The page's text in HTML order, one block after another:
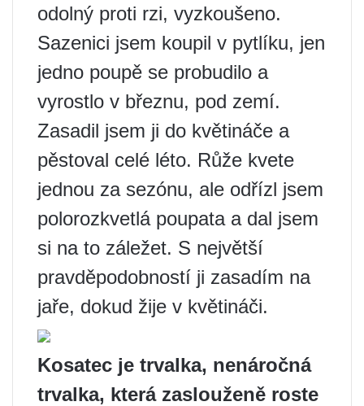
odolný proti rzi, vyzkoušeno.
Sazenici jsem koupil v pytlíku, jen
jedno poupě se probudilo a
vyrostlo v březnu, pod zemí.
Zasadil jsem ji do květináče a
pěstoval celé léto. Růže kvete
jednou za sezónu, ale odřízl jsem
polorozkvetlá poupata a dal jsem
si na to záležet. S největší
pravděpodobností ji zasadím na
jaře, dokud žije v květináči.
Kosatec je trvalka, nenáročná
trvalka, která zaslouženě roste